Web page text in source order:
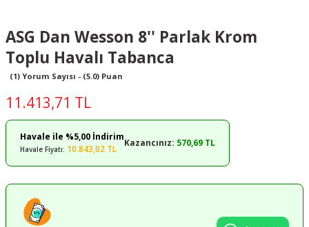
ASG Dan Wesson 8'' Parlak Krom
Toplu Havalı Tabanca
(1) Yorum Sayısı - (5.0) Puan
11.413,71 TL
Havale ile %5,00 İndirim
Havale Fiyatı: 10.843,02 TL
Kazancınız: 570,69 TL